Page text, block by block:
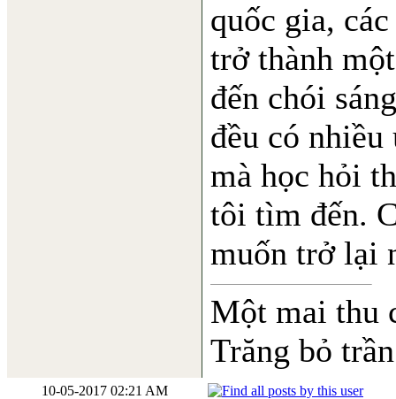
quốc gia,
trở thành
đến chói
đều có nhiều
mà học hỏi
tôi tìm đến.
muốn trở lại
Một mai thu
Trăng bỏ
10-05-2017 02:21 AM